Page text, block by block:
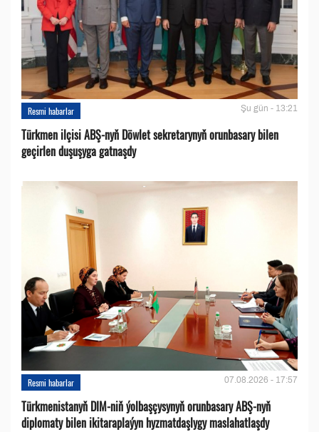
Resmi habarlar Şu gün - 13:21
Türkmen ilçisi ABŞ-nyň Döwlet sekretarynyň orunbasary bilen
geçirlen duşuşyga gatnaşdy
Resmi habarlar 07.08.2026 - 17:57
Türkmenistanyň DIM-niň ýolbaşçysynyň orunbasary ABŞ-nyň
diplomaty bilen ikitaraplaýyn hyzmatdaşlygy maslahatlaşdy